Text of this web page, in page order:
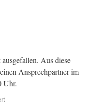
Aus diese
Ansprechpartner im
Uhr.